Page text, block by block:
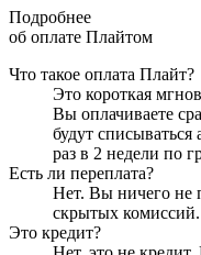
Подробнее
об оплате Плайтом
Что такое оплата Плайт?
Это короткая
Вы оплачиваете
будут
раз в 2 недели по
Есть ли переплата?
Нет. Вы ничего не
скрытых комиссий.
Это кредит?